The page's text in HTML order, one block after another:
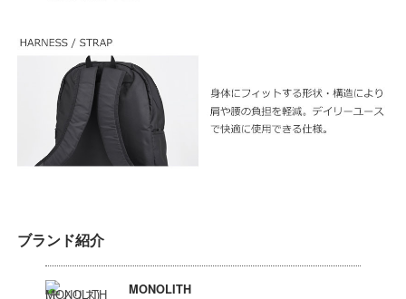
ブランド紹介
MONOLITH